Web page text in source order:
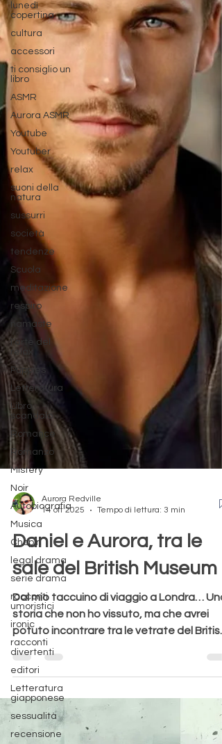
lunedì
copertina
cultura
accessori
ti consiglio un
libro
ASMR
Aurora ASMR
Youtube
Youtuber
relax
suoni della
natura
sussurri
società
tendenze
Scuola
meditazione
respiro
namaste
l'arte del
relax
Puppies
Letteratura
Libro
scandalo
Romance
Romanzo
Mistery
Noir
Autobiografia
Musica
Chopin
legal drama
serie drama
racconti
umoristici
ironic
racconti
divertenti
editori
Letteratura
giapponese
sessualità
recensione
14 ott 2025
Tempo di lettura: 3 min
Daniel e Aurora, tra le
sale del British Museum
Dal mio taccuino di viaggio a Londra… Una
storia che non ho vissuto, ma che avrei
potuto incontrare tra le vetrate del British
Museum. Forse, a volte, basta immaginare
per sentire qualcosa davvero. C’è una
storia che mi è rimasta addosso. Forse
perché è nata in un luogo dove il tempo
sembra respirare piano: il British Museum ,